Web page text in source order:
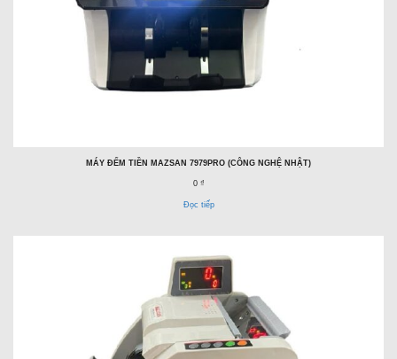
MÁY ĐẾM TIỀN MAZSAN 7979PRO (CÔNG NGHỆ NHẬT)
0 ₫
Đọc tiếp